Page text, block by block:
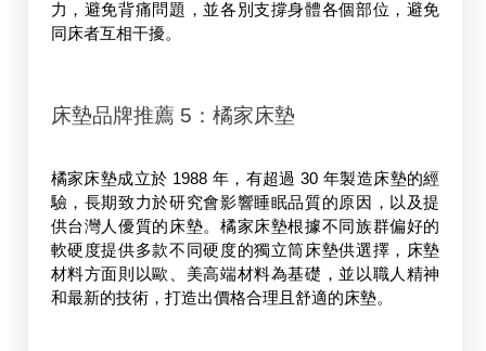
力，避免背痛問題，並各別支撐身體各個部位，避免
同床者互相干擾。
床墊品牌推薦 5：橘家床墊
橘家床墊成立於 1988 年，有超過 30 年製造床墊的經
驗，長期致力於研究會影響睡眠品質的原因，以及提
供台灣人優質的床墊。橘家床墊根據不同族群偏好的
軟硬度提供多款不同硬度的獨立筒床墊供選擇，床墊
材料方面則以歐、美高端材料為基礎，並以職人精神
和最新的技術，打造出價格合理且舒適的床墊。